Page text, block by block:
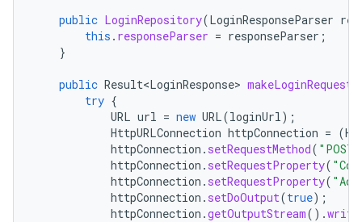
public LoginRepository(LoginResponseParser
this . responseParser = responseParser ;
}
public Result<LoginResponse> makeLoginRequest
try {
URL url = new URL(loginUrl);
HttpURLConnection httpConnection = (
httpConnection . setRequestMethod( "POST"
httpConnection . setRequestProperty(
httpConnection . setRequestProperty(
httpConnection . setDoOutput(true);
httpConnection .getOutputStream().write